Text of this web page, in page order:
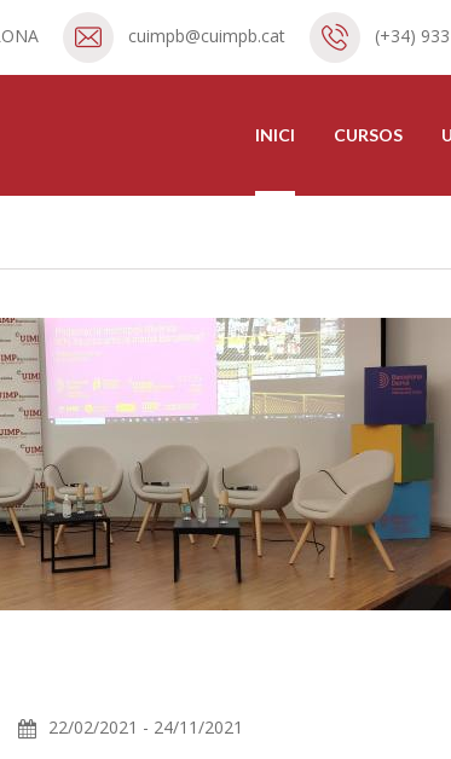
cuimpb@cuimpb.cat (+34)
INICI CURSOS
22/02/2021 - 24/11/2021